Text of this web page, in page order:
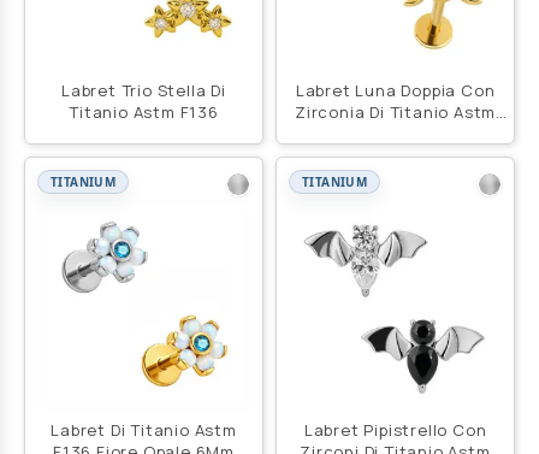
Labret Trio Stella Di
Titanio Astm F136
Labret Luna Doppia Con
Zirconia Di Titanio Astm
TITANIUM
Labret Di Titanio Astm
TITANIUM
Labret Pipistrello Con